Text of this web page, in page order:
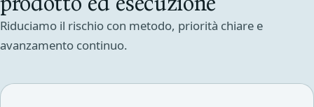
Riduciamo il rischio con metodo, priorità chiare e
avanzamento continuo.